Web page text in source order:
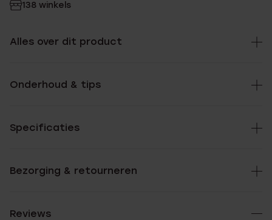
138 winkels
Alles over dit product
Onderhoud & tips
Specificaties
Bezorging & retourneren
Reviews